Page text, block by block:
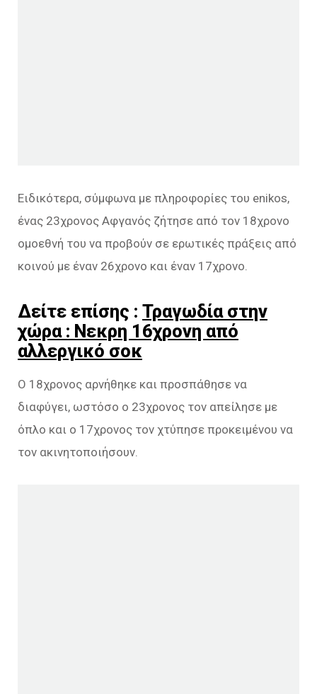
Ειδικότερα, σύμφωνα με πληροφορίες του enikos,
ένας 23χρονος Αφγανός ζήτησε από τον 18χρονο
ομοεθνή του να προβούν σε ερωτικές πράξεις από
κοινού με έναν 26χρονο και έναν 17χρονο.
Δείτε επίσης : Τραγωδία στην
χώρα : Νεκρη 16χρονη από
αλλεργικό σοκ
Ο 18χρονος αρνήθηκε και προσπάθησε να
διαφύγει, ωστόσο ο 23χρονος τον απείλησε με
όπλο και ο 17χρονος τον χτύπησε προκειμένου να
τον ακινητοποιήσουν.